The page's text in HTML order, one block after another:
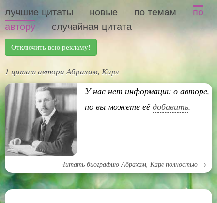
лучшие цитаты новые по темам
по
автору
случайная цитата
Отключить всю рекламу!
1 цитат автора Абрахам, Карл
У нас нет информации о авторе,
но вы можете её добавить.
Читать биографию Абрахам, Карл полностью →